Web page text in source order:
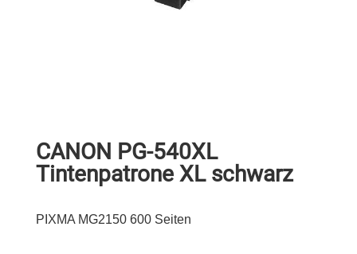
CANON PG-540XL
Tintenpatrone XL schwarz
PIXMA MG2150 600 Seiten